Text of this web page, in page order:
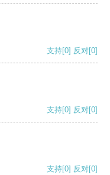
支持[0] 反对[0]
支持[0] 反对[0]
支持[0] 反对[0]